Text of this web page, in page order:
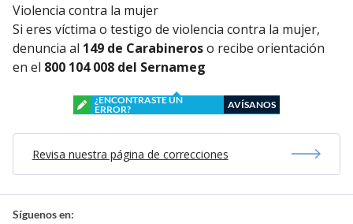
Violencia contra la mujer
Si eres víctima o testigo de violencia contra la mujer,
denuncia al 149 de Carabineroso recibe orientación
en el 800 104 008 del Sernameg
¿ENCONTRASTE UN
ERROR?
AVÍSANOS
Revisa nuestra página de correcciones
Síguenos en: